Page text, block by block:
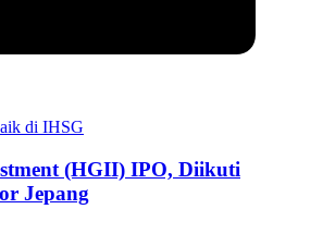
(HGII) IPO, Diikuti
Jepang